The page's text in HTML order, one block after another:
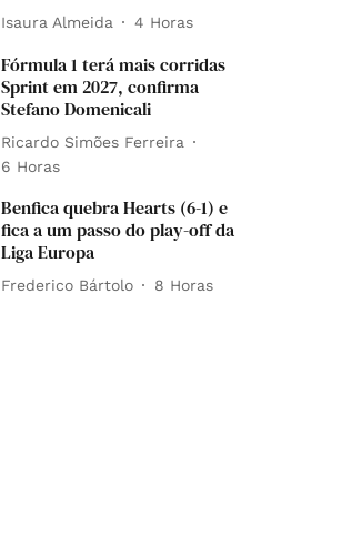
Isaura Almeida 4 Horas
Fórmula 1 terá mais corridas
Sprint em 2027, confirma
Stefano Domenicali
Ricardo Simões Ferreira
6 Horas
Benfica quebra Hearts (6-1) e
fica a um passo do play-off da
Liga Europa
Frederico Bártolo 8 Horas